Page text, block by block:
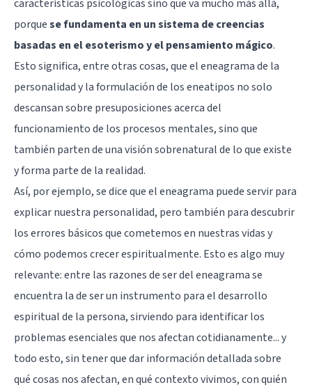
características psicológicas sino que va mucho más allá,
porquese fundamenta en un sistema de creencias
basadas en el esoterismo y el pensamiento mágico.
Esto significa, entre otras cosas, que el eneagrama de la
personalidad y la formulación de los eneatipos no solo
descansan sobre presuposiciones acerca del
funcionamiento de los procesos mentales, sino que
también parten de una visión sobrenatural de lo que existe
y forma parte de la realidad.
Así, por ejemplo, se dice que el eneagrama puede servir para
explicar nuestra personalidad, pero también para descubrir
los errores básicos que cometemos en nuestras vidas y
cómo podemos crecer espiritualmente. Esto es algo muy
relevante: entre las razones de ser del eneagrama se
encuentra la de ser un instrumento para el desarrollo
espiritual de la persona, sirviendo para identificar los
problemas esenciales que nos afectan cotidianamente... y
todo esto, sin tener que dar información detallada sobre
qué cosas nos afectan, en qué contexto vivimos, con quién